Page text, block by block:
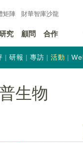
矩陣 財華智庫沙龍
究 顧問 合作
研報 專訪 活動
生物